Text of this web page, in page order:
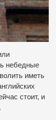
небедные
иметь
стоит, и